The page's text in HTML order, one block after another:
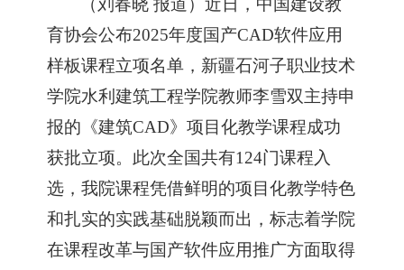
（刘春晓 报道） 近日，中国建设教
育协会公布2025年度国产CAD软件应用
样板课程立项名单，新疆石河子职业技术
学院水利建筑工程学院教师李雪双主持申
报的《建筑CAD》项目化教学课程成功
获批立项。此次全国共有124门课程入
选，我院课程凭借鲜明的项目化教学特色
和扎实的实践基础脱颖而出，标志着学院
在课程改革与国产软件应用推广方面取得